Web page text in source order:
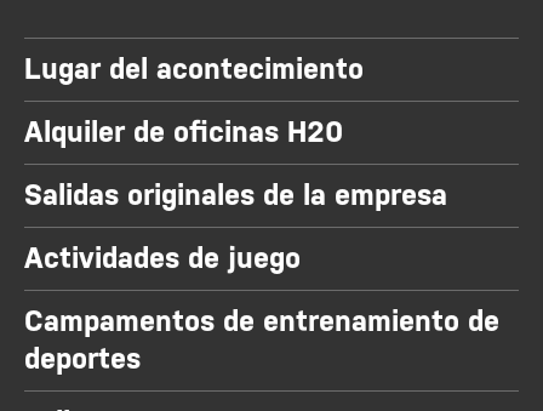
Lugar del acontecimiento
Alquiler de oficinas H20
Salidas originales de la empresa
Actividades de juego
Campamentos de entrenamiento de
deportes